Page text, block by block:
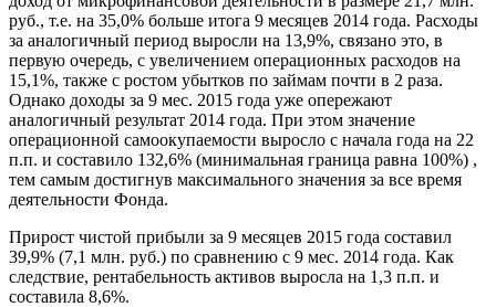
руб., т.е. на 35,0% больше итога 9 месяцев 2014 года. Расходы
за аналогичный период выросли на 13,9%, связано это, в
первую очередь, с увеличением операционных расходов на
15,1%, также с ростом убытков по займам почти в 2 раза.
Однако доходы за 9 мес. 2015 года уже опережают
аналогичный результат 2014 года. При этом значение
операционной самоокупаемости выросло с начала года на 22
п.п. и составило 132,6% (минимальная граница равна 100%) ,
тем самым достигнув максимального значения за все время
деятельности Фонда.
Прирост чистой прибыли за 9 месяцев 2015 года составил
39,9% (7,1 млн. руб.) по сравнению с 9 мес. 2014 года. Как
следствие, рентабельность активов выросла на 1,3 п.п. и
составила 8,6%.